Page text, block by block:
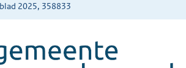
2025, 358833